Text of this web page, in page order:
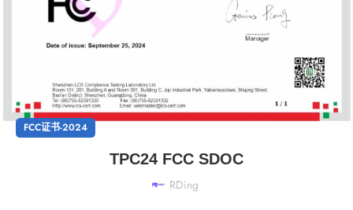
FCC证书-2024
TPC24 FCC SDOC
RDing